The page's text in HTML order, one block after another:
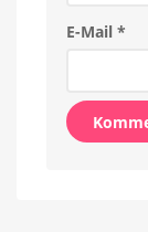
E-Mail *